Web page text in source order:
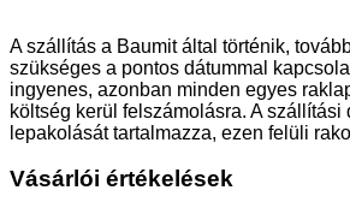
A szállítás a Baumit által történik,
szükséges a pontos dátummal
ingyenes, azonban minden egyes
költség kerül felszámolásra. A szállítási
lepakolását tartalmazza, ezen felüli
Vásárlói értékelések